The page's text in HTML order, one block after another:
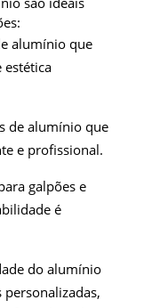
alumínio que
estética
de alumínio que
e profissional.
galpões e
é
do alumínio